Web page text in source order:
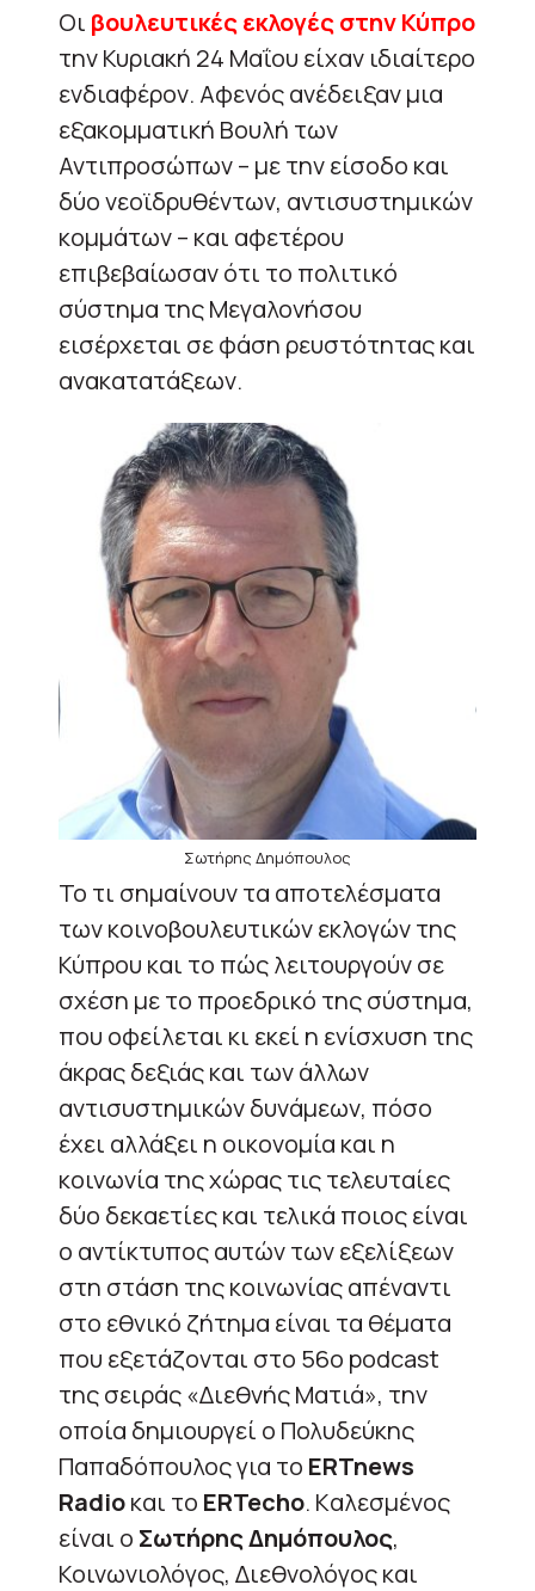
Οι βουλευτικές εκλογές στην Κύπρο
την Κυριακή 24 Μαΐου είχαν ιδιαίτερο
ενδιαφέρον. Αφενός ανέδειξαν μια
εξακομματική Βουλή των
Αντιπροσώπων – με την είσοδο και
δύο νεοϊδρυθέντων, αντισυστημικών
κομμάτων – και αφετέρου
επιβεβαίωσαν ότι το πολιτικό
σύστημα της Μεγαλονήσου
εισέρχεται σε φάση ρευστότητας και
ανακατατάξεων.
Σωτήρης Δημόπουλος
Το τι σημαίνουν τα αποτελέσματα
των κοινοβουλευτικών εκλογών της
Κύπρου και το πώς λειτουργούν σε
σχέση με το προεδρικό της σύστημα,
που οφείλεται κι εκεί η ενίσχυση της
άκρας δεξιάς και των άλλων
αντισυστημικών δυνάμεων, πόσο
έχει αλλάξει η οικονομία και η
κοινωνία της χώρας τις τελευταίες
δύο δεκαετίες και τελικά ποιος είναι
ο αντίκτυπος αυτών των εξελίξεων
στη στάση της κοινωνίας απέναντι
στο εθνικό ζήτημα είναι τα θέματα
που εξετάζονται στο 56ο podcast
της σειράς «Διεθνής Ματιά», την
οποία δημιουργεί ο Πολυδεύκης
Παπαδόπουλος για το ΕRTnews
Radioκαι το ERTecho. Kαλεσμένος
είναι ο Σωτήρης Δημόπουλος,
Κοινωνιολόγος, Διεθνολόγος και